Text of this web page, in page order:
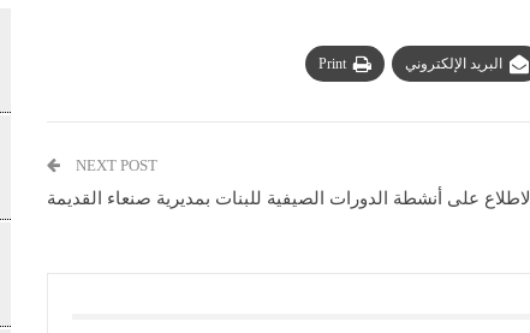
البريد الإلكتروني Print
NEXT POST
الاطلاع على أنشطة الدورات الصيفية للبنات بمديرية صنعاء القديمة